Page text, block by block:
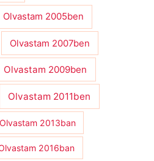
Olvastam 2005ben
Olvastam 2007ben
Olvastam 2009ben
Olvastam 2011ben
Olvastam 2013ban
2016ban